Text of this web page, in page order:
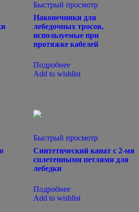
Быстрый просмотр
Наконечники для
лебедочных тросов,
используемые при
протяжке кабелей
Подробнее
Add to wishlist
Быстрый просмотр
Синтетический канат с 2-мя
сплетенными петлями для
лебедки
Подробнее
Add to wishlist